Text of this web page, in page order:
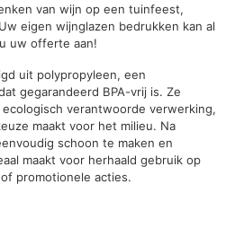
van wijn op een tuinfeest,
eigen wijnglazen bedrukken kan al
uw offerte aan!
uit polypropyleen, een
gegarandeerd BPA-vrij is. Ze
verantwoorde verwerking,
maakt voor het milieu. Na
schoon te maken en
maakt voor herhaald gebruik op
promotionele acties.